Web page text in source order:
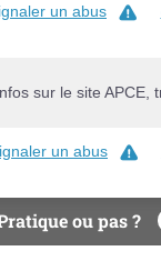
un abus
sur le site APCE,
un abus
ou pas ?